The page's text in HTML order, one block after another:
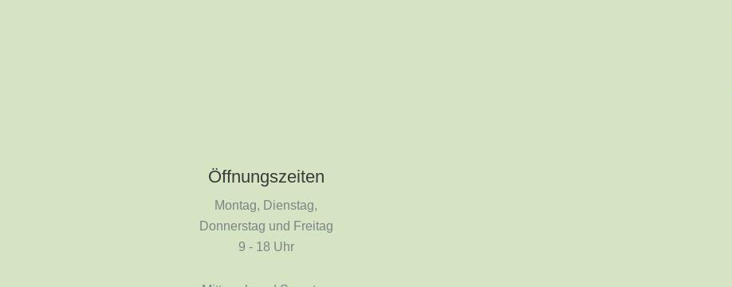
Öffnungszeiten
Montag, Dienstag,
Donnerstag und Freitag
9 - 18 Uhr